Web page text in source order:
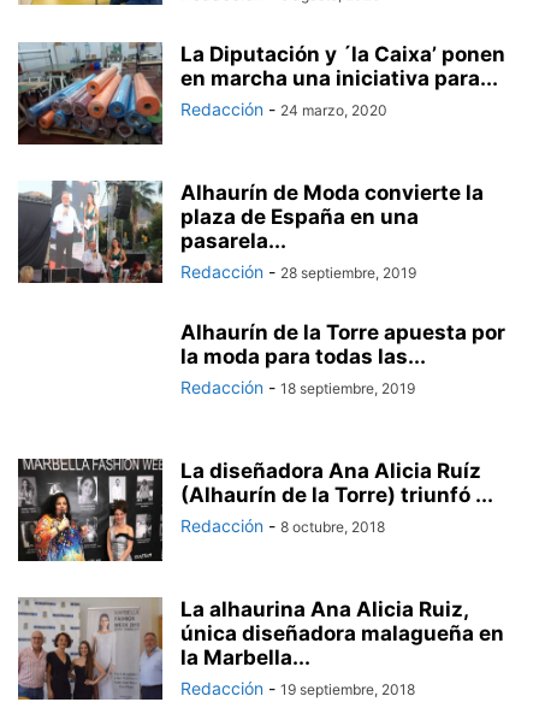
La Diputación y ´la Caixa’ ponen
en marcha una iniciativa para...
Redacción - 24 marzo, 2020
Alhaurín de Moda convierte la
plaza de España en una
pasarela...
Redacción - 28 septiembre, 2019
Alhaurín de la Torre apuesta por
la moda para todas las...
Redacción - 18 septiembre, 2019
La diseñadora Ana Alicia Ruíz
(Alhaurín de la Torre) triunfó ...
Redacción - 8 octubre, 2018
La alhaurina Ana Alicia Ruiz,
única diseñadora malagueña en
la Marbella...
Redacción - 19 septiembre, 2018